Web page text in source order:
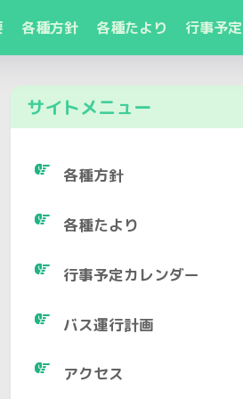
各種方針 各種たより 行事予定
サイトメニュー
各種方針
各種たより
行事予定カレンダー
バス運行計画
アクセス